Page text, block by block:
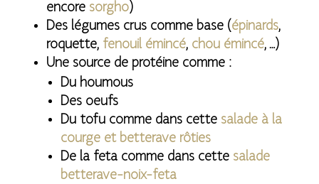
encore sorgho)
Des légumes crus comme base (épinards,
roquette, fenouil émincé, chou émincé, …)
Une source de protéine comme :
Du houmous
Des oeufs
Du tofu comme dans cette salade à la
courge et betterave rôties
De la feta comme dans cette salade
betterave-noix-feta